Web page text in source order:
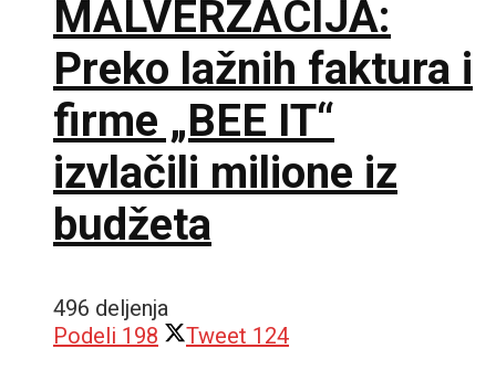
MALVERZACIJA:
Preko lažnih faktura i
firme „BEE IT“
izvlačili milione iz
budžeta
496 deljenja
Podeli 198 Tweet 124